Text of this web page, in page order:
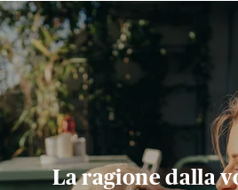
La ragione dalla